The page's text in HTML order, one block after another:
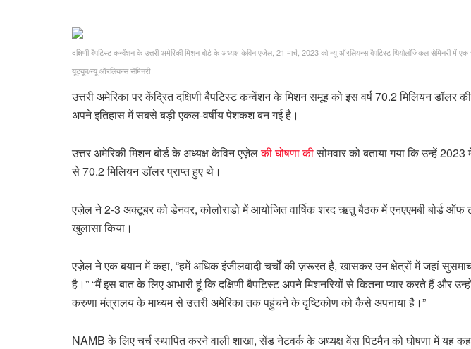
दक्षिणी बैपटिस्ट कन्वेंशन के उत्तरी अमेरिकी मिशन बोर्ड के अध्यक्ष केविन एज़ेल, 21 मार्च, 2023 को न्यू ऑरलियन्स बैपटिस्ट थियोलॉजिकल सेमिनरी में
यूट्यूब/न्यू ऑरलियन्स सेमिनरी
उत्तरी अमेरिका पर केंद्रित दक्षिणी बैपटिस्ट कन्वेंशन के मिशन समूह को इस वर्ष 70.2 मिलियन डॉलर
अपने इतिहास में सबसे बड़ी एकल-वर्षीय पेशकश बन गई है।
उत्तर अमेरिकी मिशन बोर्ड के अध्यक्ष केविन एज़ेलकी घोषणा कीसोमवार को बताया गया कि उन्हें
से 70.2 मिलियन डॉलर प्राप्त हुए थे।
एज़ेल ने 2-3 अक्टूबर को डेनवर, कोलोराडो में आयोजित वार्षिक शरद ऋतु बैठक में एनएएमबी बोर्ड ऑफ
खुलासा किया।
एज़ेल ने एक बयान में कहा, “हमें अधिक इंजीलवादी चर्चों की ज़रूरत है, खासकर उन क्षेत्रों में जहां
है।” “मैं इस बात के लिए आभारी हूं कि दक्षिणी बैपटिस्ट अपने मिशनरियों से कितना प्यार करते हैं और
करुणा मंत्रालय के माध्यम से उत्तरी अमेरिका तक पहुंचने के दृष्टिकोण को कैसे अपनाया है।”
NAMB के लिए चर्च स्थापित करने वाली शाखा, सेंड नेटवर्क के अध्यक्ष वेंस पिटमैन को घोषणा में यह